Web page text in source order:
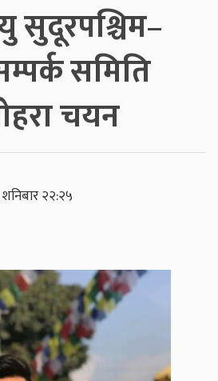
सुदूरपश्चिम–
समिति
चयन
२२:२५